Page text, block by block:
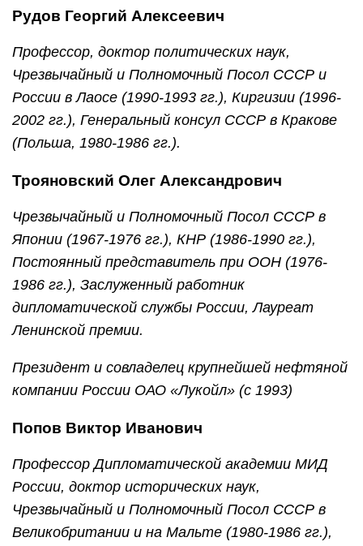
Рудов Георгий Алексеевич
Профессор, доктор политических наук,
Чрезвычайный и Полномочный Посол СССР и
России в Лаосе (1990-1993 гг.), Киргизии (1996-
2002 гг.), Генеральный консул СССР в Кракове
(Польша, 1980-1986 гг.).
Трояновский Олег Александрович
Чрезвычайный и Полномочный Посол СССР в
Японии (1967-1976 гг.), КНР (1986-1990 гг.),
Постоянный представитель при ООН (1976-
1986 гг.), Заслуженный работник
дипломатической службы России, Лауреат
Ленинской премии.
Президент и совладелец крупнейшей нефтяной
компании России ОАО «Лукойл» (с 1993)
Попов Виктор Иванович
Профессор Дипломатической академии МИД
России, доктор исторических наук,
Чрезвычайный и Полномочный Посол СССР в
Великобритании и на Мальте (1980-1986 гг.),